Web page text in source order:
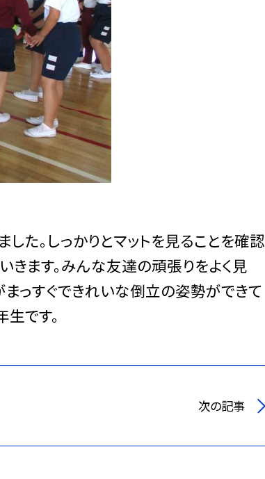
した。しっかりとマットを見ることを確認
きます。みんな友達の頑張りをよく見
まっすぐできれいな倒立の姿勢ができて
です。
次の記事